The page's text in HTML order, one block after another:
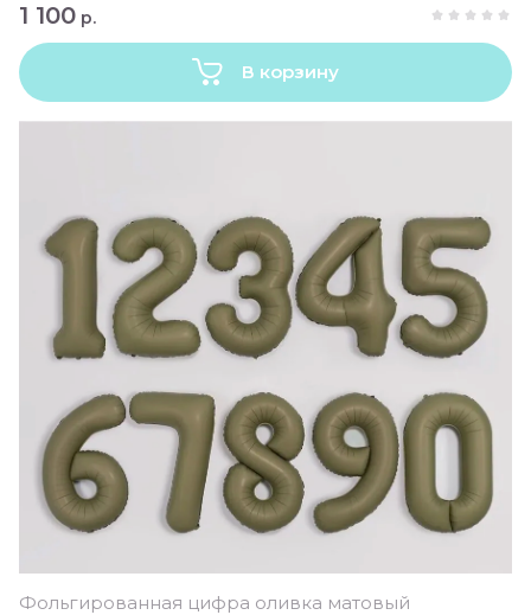
1 100 р.
В корзину
Фольгированная цифра оливка матовый